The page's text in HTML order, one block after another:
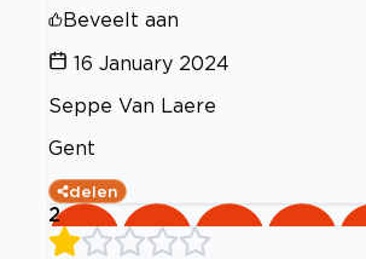
Beveelt aan
16 January 2024
Seppe Van Laere
Gent
delen
2